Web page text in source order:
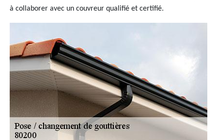
à collaborer avec un couvreur qualifié et certifié.